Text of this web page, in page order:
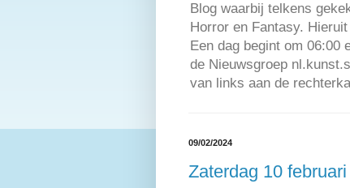
Blog waarbij telkens
Horror en Fantasy.
Een dag begint om 06:00
de Nieuwsgroep
van links aan de
09/02/2024
Zaterdag 10